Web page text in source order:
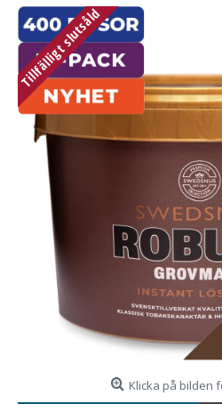
Tillfälligt slutsåld
Klicka på bilden